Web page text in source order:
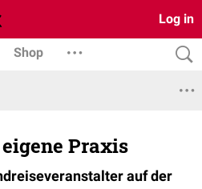
Log in
Shop
Praxis
auf der